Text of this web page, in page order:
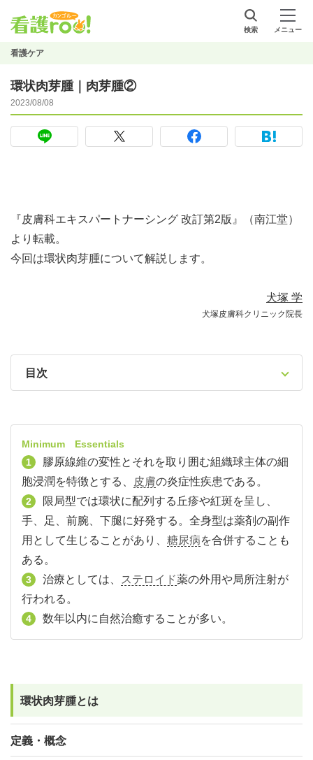
検索 メニュー
看護ケア
環状肉芽腫｜肉芽腫②
2023/08/08
『皮膚科エキスパートナーシング 改訂第2版』（南江堂）
より転載。
今回は環状肉芽腫について解説します。
犬塚 学
犬塚皮膚科クリニック院長
目次
Minimum Essentials
1
膠原線維の変性とそれを取り囲む組織球主体の細
胞浸潤を特徴とする、
皮膚の炎症性疾患である。
2
限局型では環状に配列する丘疹や紅斑を呈し、
手、足、前腕、下腿に好発する。全身型は薬剤の副作
用として生じることがあり、 糖尿病を合併することも
ある。
3 治療としては、 ステロイド薬の外用や局所注射が
行われる。
4 数年以内に自然治癒することが多い。
環状肉芽腫とは
定義・概念